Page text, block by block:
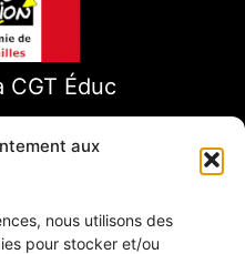
aux
nous utilisons des
pour stocker et/ou
CGT Éduc